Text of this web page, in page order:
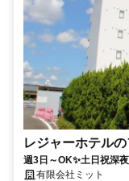
レジャーホテル
週3日～OK✨土日祝深
有限会社ミット